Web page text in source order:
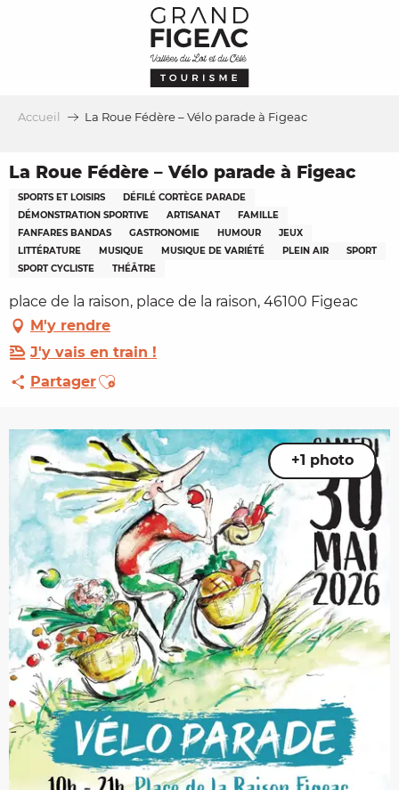
Accueil La Roue Fédère – Vélo parade à Figeac
La Roue Fédère – Vélo parade à Figeac
SPORTS ET LOISIRS
DÉFILÉ CORTÈGE PARADE
DÉMONSTRATION SPORTIVE
ARTISANAT
FAMILLE
FANFARES BANDAS
GASTRONOMIE HUMOUR
JEUX
LITTÉRATURE
MUSIQUE MUSIQUE DE VARIÉTÉ PLEIN AIR
SPORT
SPORT CYCLISTE
THÉÂTRE
place de la raison, place de la raison, 46100 Figeac
M'y rendre
J'y vais en train !
PartagerAjouter aux favoris
+1 photo